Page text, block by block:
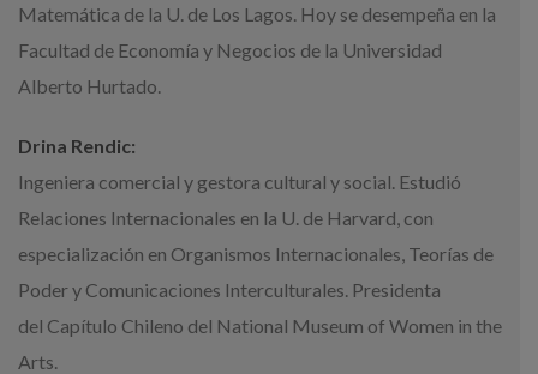
Matemática de la U. de Los Lagos. Hoy se desempeña en la
Facultad de Economía y Negocios de la Universidad
Alberto Hurtado.
Drina Rendic:
Ingeniera comercial y gestora cultural y social. Estudió
Relaciones Internacionales en la U. de Harvard, con
especialización en Organismos Internacionales, Teorías de
Poder y Comunicaciones Interculturales. Presidenta
del Capítulo Chileno del National Museum of Women in the
Arts.